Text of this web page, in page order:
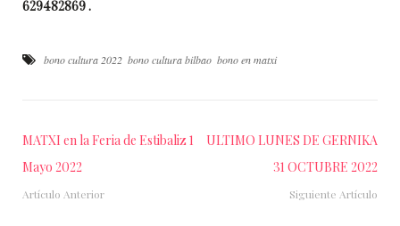
629482869 .
bono cultura 2022 bono cultura bilbao bono en matxi
MATXI en la Feria de Estibaliz 1
Mayo 2022
Artículo Anterior
ULTIMO LUNES DE GERNIKA
31 OCTUBRE 2022
Siguiente Artículo